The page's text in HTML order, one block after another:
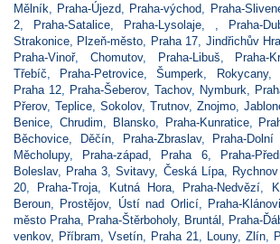
Mělník
Praha-Újezd Praha-východ Praha-
2
Praha-Satalice Praha-Lysolaje Praha-
Strakonice
Plzeň-město Praha 17 Jindřichův
Praha-Vinoř, Chomutov, Praha-Libuš Praha-
Třebíč
Praha-Petrovice ,Šumperk Rokycany,
Praha 12
Praha-Šeberov, Tachov, Nymburk
Přerov, Teplice Sokolov, Trutnov, Znojmo
Benice
Chrudim Blansko, Praha-Kunratice,
Běchovice
Děčín, Praha-Zbraslav, Praha-Dolní
Měcholupy, Praha-západ Praha 6, Praha-
Boleslav, Praha 3 ,Svitavy, Česká Lípa,
20
Praha-Troja Kutná Hora Praha-Nedvězí
Beroun
Prostějov, Ústí nad Orlicí, Praha-
město Praha
Praha-Štěrboholy, Bruntál Praha-
venkov, Příbram Vsetín Praha 21 Louny, Zlín